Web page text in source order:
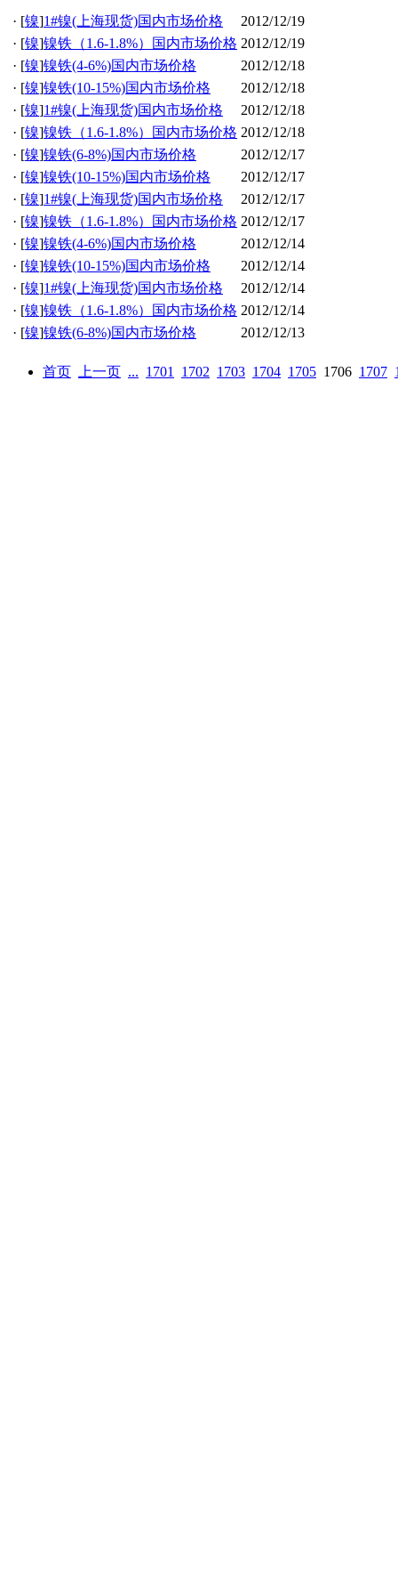
· [镍]1#镍(上海现货)国内市场价格
2012/12/19
· [镍]镍铁（1.6-1.8%）国内市场价格 2012/12/19
· [镍]镍铁(4-6%)国内市场价格
2012/12/18
· [镍]镍铁(10-15%)国内市场价格
2012/12/18
· [镍]1#镍(上海现货)国内市场价格
2012/12/18
· [镍]镍铁（1.6-1.8%）国内市场价格 2012/12/18
· [镍]镍铁(6-8%)国内市场价格
2012/12/17
· [镍]镍铁(10-15%)国内市场价格
2012/12/17
· [镍]1#镍(上海现货)国内市场价格
2012/12/17
· [镍]镍铁（1.6-1.8%）国内市场价格 2012/12/17
· [镍]镍铁(4-6%)国内市场价格
2012/12/14
· [镍]镍铁(10-15%)国内市场价格
2012/12/14
· [镍]1#镍(上海现货)国内市场价格
2012/12/14
· [镍]镍铁（1.6-1.8%）国内市场价格 2012/12/14
· [镍]镍铁(6-8%)国内市场价格 2012/12/13
首页 上一页 ... 1701 1702 1703 1704 1705 1706 1707